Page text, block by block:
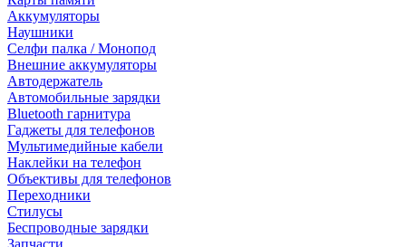
Аккумуляторы
Наушники
Селфи палка / Монопод
Внешние аккумуляторы
Автодержатель
Автомобильные зарядки
Bluetooth гарнитура
Гаджеты для телефонов
Мультимедийные кабели
Наклейки на телефон
Объективы для телефонов
Переходники
Стилусы
Беспроводные зарядки
Запчасти